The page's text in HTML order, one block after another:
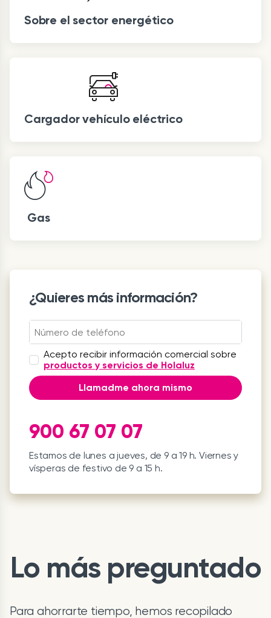
Sobre el sector energético
Cargador vehículo eléctrico
Gas
¿Quieres más información?
Acepto recibir información comercial sobre
productos y servicios de Holaluz
Llamadme ahora mismo
900 67 07 07
Estamos de lunes a jueves, de 9 a 19 h. Viernes y
vísperas de festivo de 9 a 15 h.
Lo más preguntado
Para ahorrarte tiempo, hemos recopilado